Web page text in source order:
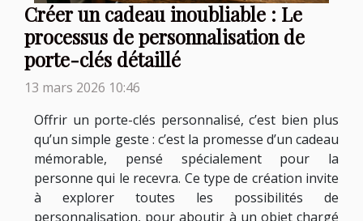
Créer un cadeau inoubliable : Le
processus de personnalisation de
porte-clés détaillé
13 mars 2026 10:46
Offrir un porte-clés personnalisé, c’est bien plus
qu’un simple geste : c’est la promesse d’un cadeau
mémorable, pensé spécialement pour la
personne qui le recevra. Ce type de création invite
à explorer toutes les possibilités de
personnalisation, pour aboutir à un objet chargé